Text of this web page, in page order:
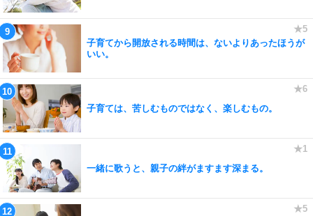
子育てから開放される時間は、ないよりあったほうが
いい。
子育ては、苦しむものではなく、楽しむもの。
一緒に歌うと、親子の絆がますます深まる。